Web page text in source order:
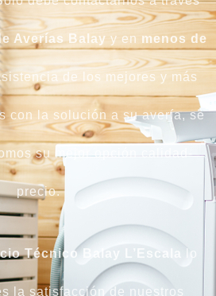
Averías Balay y en menos de
de los mejores y más
con la solución a su avería, se
su mejor opción calidad-
precio.
Técnico Balay L’Escala lo
la satisfacción de nuestros